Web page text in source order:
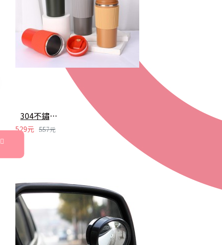
304不鏽鋼咖啡隨行杯 簡約保溫咖啡杯 時尚矽膠防滑保溫杯
529元 557元